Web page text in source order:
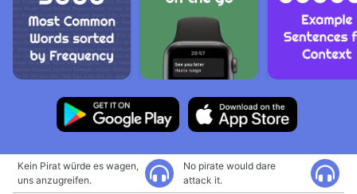
Kein Pirat würde es wagen,
uns anzugreifen.
No pirate would dare
attack it.